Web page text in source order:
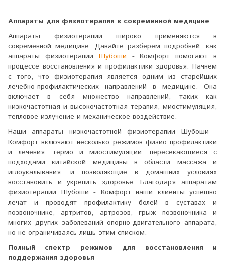
Аппараты для физиотерапии в современной медицине
Аппараты физиотерапии широко применяются в
современной медицине. Давайте разберем подробней, как
аппараты физиотерапии Шубоши - Комфорт помогают в
процессе восстановления и профилактики здоровья. Начнем
с того, что физиотерапия является одним из старейших
лечебно-профилактических направлений в медицине. Она
включает в себя множество направлений, таких как
низкочастотная и высокочастотная терапия, миостимуляция,
тепловое излучение и механическое воздействие.
Наши аппараты низкочастотной физиотерапии Шубоши -
Комфорт включают несколько режимов физио профилактики
и лечения, термо и миостимуляции, пересекающиеся с
подходами китайской медицины в области массажа и
иглоукалывания, и позволяющие в домашних условиях
восстановить и укрепить здоровье. Благодаря аппаратам
физиотерапии Шубоши - Комфорт наши клиенты успешно
лечат и проводят профилактику болей в суставах и
позвоночнике, артритов, артрозов, грыж позвоночника и
многих других заболеваний опорно-двигательного аппарата,
но не ограничиваясь лишь этим списком.
Полный спектр режимов для восстановления и
поддержания здоровья